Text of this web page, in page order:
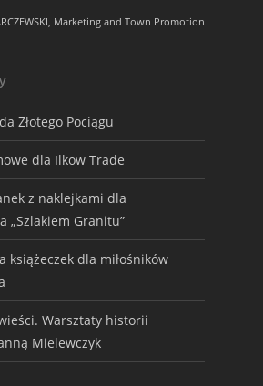
Marketing and Town Promotion
Złotego Pociągu
dla Ilkow Trade
z naklejkami dla
„Szlakiem Granitu”
książeczek dla miłośników
Warsztaty historii
Mielewczyk